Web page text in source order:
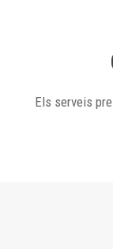
Els serveis